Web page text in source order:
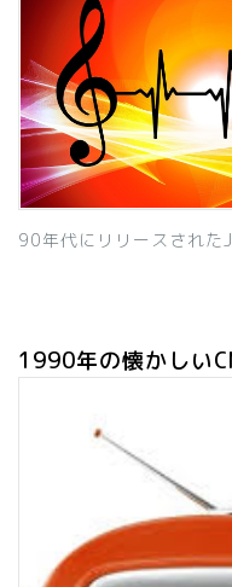
90年代にリリースされた
1990年の懐かしい